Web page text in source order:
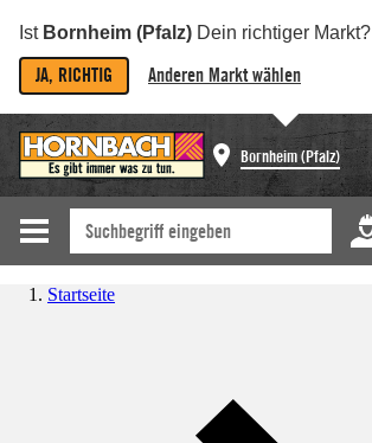
Ist Bornheim (Pfalz) Dein richtiger Markt?
JA, RICHTIG Anderen Markt wählen
Bornheim (Pfalz)
Startseite